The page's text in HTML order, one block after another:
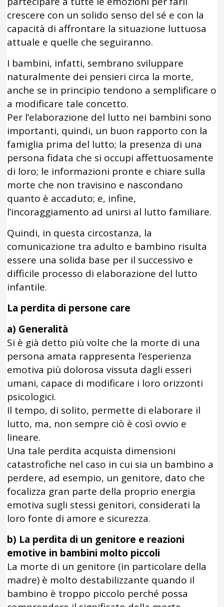
crescere con un solido senso del sé e con la
capacità di affrontare la situazione luttuosa
attuale e quelle che seguiranno.
I bambini, infatti, sembrano sviluppare
naturalmente dei pensieri circa la morte,
anche se in principio tendono a semplificare o
a modificare tale concetto.
Per l’elaborazione del lutto nei bambini sono
importanti, quindi, un buon rapporto con la
famiglia prima del lutto; la presenza di una
persona fidata che si occupi affettuosamente
di loro; le informazioni pronte e chiare sulla
morte che non travisino e nascondano
quanto è accaduto; e, infine,
l’incoraggiamento ad unirsi al lutto familiare.
Quindi, in questa circostanza, la
comunicazione tra adulto e bambino risulta
essere una solida base per il successivo e
difficile processo di elaborazione del lutto
infantile.
La perdita di persone care
a) Generalità
Si è già detto più volte che la morte di una
persona amata rappresenta l’esperienza
emotiva più dolorosa vissuta dagli esseri
umani, capace di modificare i loro orizzonti
psicologici.
Il tempo, di solito, permette di elaborare il
lutto, ma, non sempre ciò è così ovvio e
lineare.
Una tale perdita acquista dimensioni
catastrofiche nel caso in cui sia un bambino a
perdere, ad esempio, un genitore, dato che
focalizza gran parte della proprio energia
emotiva sugli stessi genitori, considerati la
loro fonte di amore e sicurezza.
b) La perdita di un genitore e reazioni
emotive in bambini molto piccoli
La morte di un genitore (in particolare della
madre) è molto destabilizzante quando il
bambino è troppo piccolo perché possa